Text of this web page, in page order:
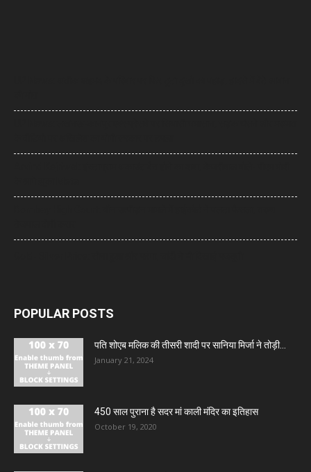
POPULAR POSTS
पति शोएब मलिक की तीसरी शादी पर सानिया मिर्जा ने तोड़ी...
January 21, 2024
450 साल पुराना है सदर मां काली मंदिर का इतिहास
October 19, 2020